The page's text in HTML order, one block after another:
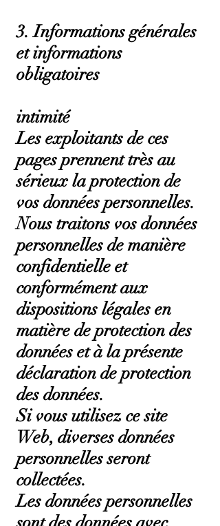
3. Informations générales
et informations
obligatoires
intimité
Les exploitants de ces
pages prennent très au
sérieux la protection de
vos données personnelles.
Nous traitons vos données
personnelles de manière
confidentielle et
conformément aux
dispositions légales en
matière de protection des
données et à la présente
déclaration de protection
des données.
Si vous utilisez ce site
Web, diverses données
personnelles seront
collectées.
Les données personnelles